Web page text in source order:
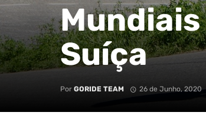
Suíça
Por GORIDE TEAM 26 de Junho, 2020